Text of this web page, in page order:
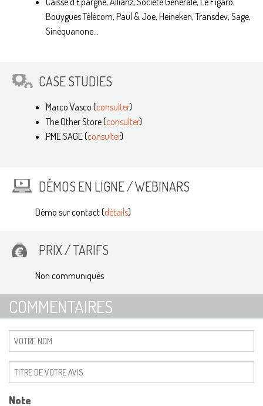
Bouygues Télécom, Paul & Joe, Heineken, Transdev, Sage,
Sinéquanone...
CASE STUDIES
Marco Vasco (consulter)
The Other Store (consulter)
PME SAGE (consulter)
DÉMOS EN LIGNE / WEBINARS
Démo sur contact (détails)
PRIX / TARIFS
Non communiqués
COMMENTAIRES
Note